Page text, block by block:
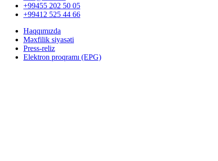
+99455 202 50 05
+99412 525 44 66
Haqqımızda
Məxfilik siyasəti
Press-reliz
Elektron proqramı (EPG)